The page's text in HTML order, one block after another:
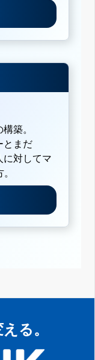
築。
とまだ
対してマ
る。